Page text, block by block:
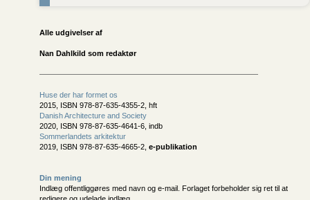
Alle udgivelser af
Nan Dahlkild som redaktør
Huse der har formet os
2015, ISBN 978-87-635-4355-2, hft
Danish Architecture and Society
2020, ISBN 978-87-635-4641-6, indb
Sommerlandets arkitektur
2019, ISBN 978-87-635-4665-2, e-publikation
Din mening
Indlæg offentliggøres med navn og e-mail. Forlaget forbeholder sig ret til at